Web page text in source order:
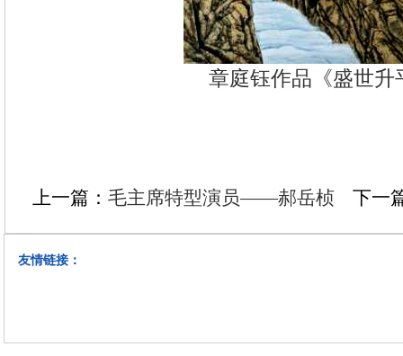
章庭钰作品《盛世升
上一篇： 毛主席特型演员——郝岳桢 下一
友情链接：